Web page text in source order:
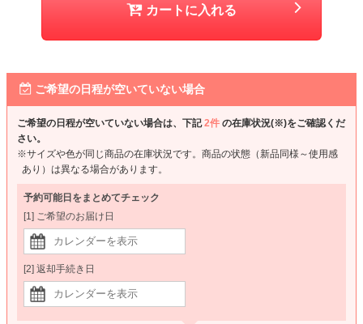
カートに入れる
ご希望の日程が空いていない場合
ご希望の日程が空いていない場合は、下記2件 の在庫状況(※)をご確認くだ
さい。
※サイズや色が同じ商品の在庫状況です。商品の状態（新品同様～使用感
あり）は異なる場合があります。
予約可能日をまとめてチェック
[1] ご希望のお届け日
[2] 返却手続き日